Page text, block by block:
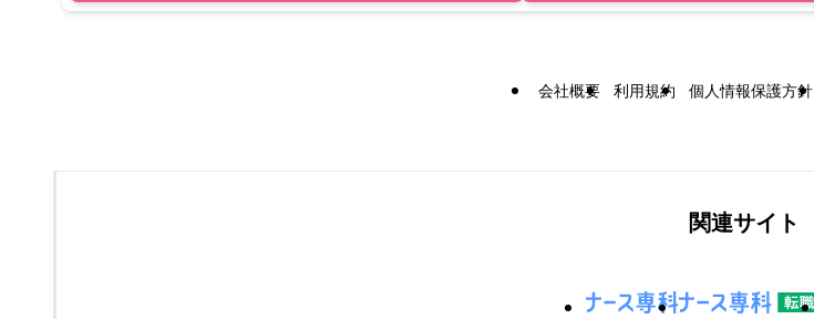
会社概要 利用規約 個人情報保護方針
関連サイト